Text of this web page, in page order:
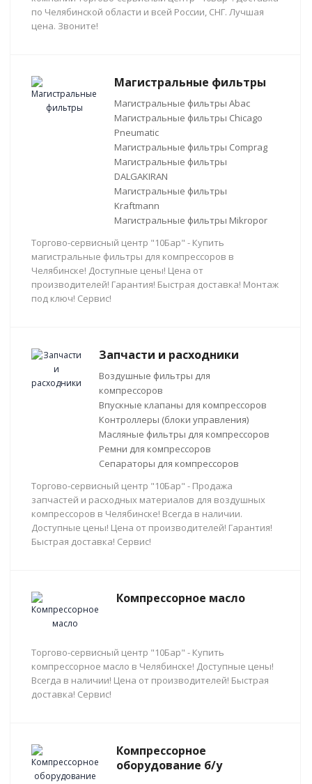
по Челябинской области и всей России, СНГ. Лучшая
цена. Звоните!
Магистральные фильтры
Магистральные фильтры Abac
Магистральные фильтры Chicago
Pneumatic
Магистральные фильтры Comprag
Магистральные фильтры
DALGAKIRAN
Магистральные фильтры
Kraftmann
Магистральные фильтры Mikropor
Торгово-сервисный центр "10Бар" - Купить
магистральные фильтры для компрессоров в
Челябинске! Доступные цены! Цена от
производителей! Гарантия! Быстрая доставка! Монтаж
под ключ! Сервис!
Запчасти и расходники
Воздушные фильтры для
компрессоров
Впускные клапаны для компрессоров
Контроллеры (блоки управления)
Масляные фильтры для компрессоров
Ремни для компрессоров
Сепараторы для компрессоров
Торгово-сервисный центр "10Бар" - Продажа
запчастей и расходных материалов для воздушных
компрессоров в Челябинске! Всегда в наличии.
Доступные цены! Цена от производителей! Гарантия!
Быстрая доставка! Сервис!
Компрессорное масло
Торгово-сервисный центр "10Бар" - Купить
компрессорное масло в Челябинске! Доступные цены!
Всегда в наличии! Цена от производителей! Быстрая
доставка! Сервис!
Компрессорное
оборудование б/у